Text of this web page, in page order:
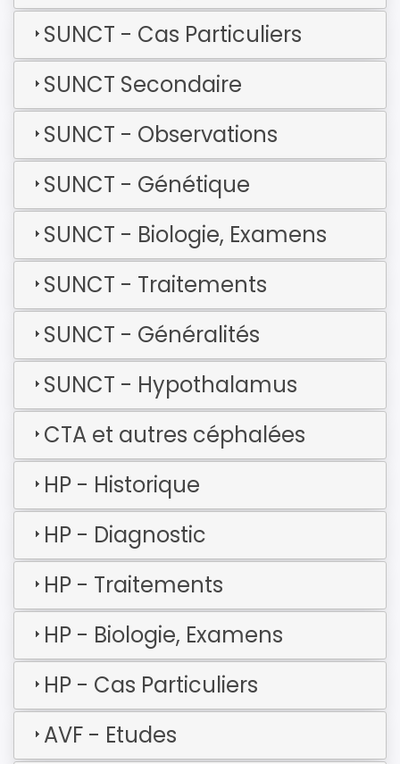
SUNCT - Cas Particuliers
SUNCT Secondaire
SUNCT - Observations
SUNCT - Génétique
SUNCT - Biologie, Examens
SUNCT - Traitements
SUNCT - Généralités
SUNCT - Hypothalamus
CTA et autres céphalées
HP - Historique
HP - Diagnostic
HP - Traitements
HP - Biologie, Examens
HP - Cas Particuliers
AVF - Etudes